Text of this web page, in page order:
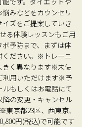
みなどをカウンセリ
ズをご提案していき
る体験レッスンもご用
予防まで、まずは体
ください。※トレーニ
きく異なります※未使
利用いただけます※予
もしくはお電話にて
の変更・キャンセル
京都23区、西東京、
円(税込)で可能です